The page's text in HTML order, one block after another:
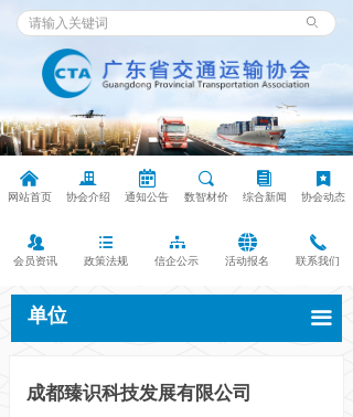
ꄙ
낀
网站首页
끉
协会介绍
녀
通知公告
끠
数智材价
뀴
综合新闻
끈
协会动态
뀡
会员资讯
뀑
政策法规
뀒
信企公示
뀁
活动报名
끅
联系我们
成都臻识科技发展有限公司
单位 끀